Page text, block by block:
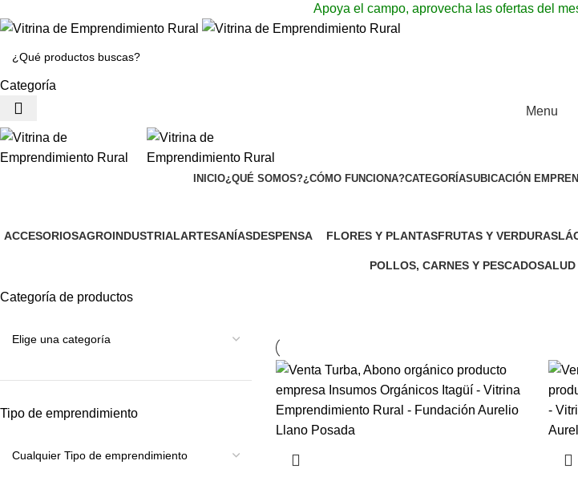
Apoya el campo, aprovecha las ofertas del
Categoría
Menu
INICIO¿QUÉ SOMOS?¿CÓMO FUNCIONA?CATEGORÍASUBICACIÓN
ACCESORIOSAGROINDUSTRIALARTESANÍASDESPENSA
FLORES Y PLANTASFRUTAS Y VERDURAS
POLLOS, CARNES Y PESCADO
Categoría de productos
Tipo de emprendimiento